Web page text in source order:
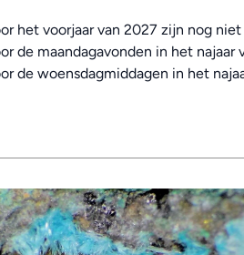
het voorjaar van 2027 zijn nog
de maandagavonden in het
de woensdagmiddagen in het